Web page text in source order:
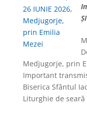
Medjugorje, prin
Important
Biserica Sfântul
Liturghie de